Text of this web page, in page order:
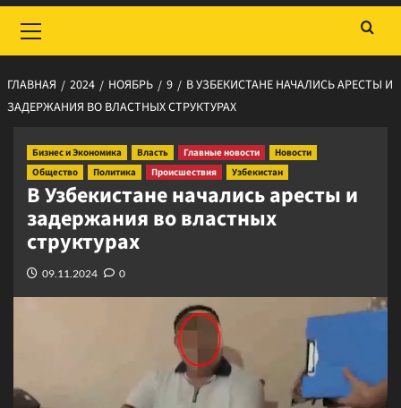
меню
ГЛАВНАЯ 2024 НОЯБРЬ 9
В УЗБЕКИСТАНЕ НАЧАЛИСЬ АРЕСТЫ И
ЗАДЕРЖАНИЯ ВО ВЛАСТНЫХ СТРУКТУРАХ
Бизнес и Экономика Власть Главные новости
Новости
Общество
Политика Происшествия Узбекистан
В Узбекистане начались аресты и
задержания во властных
структурах
09.11.2024 0